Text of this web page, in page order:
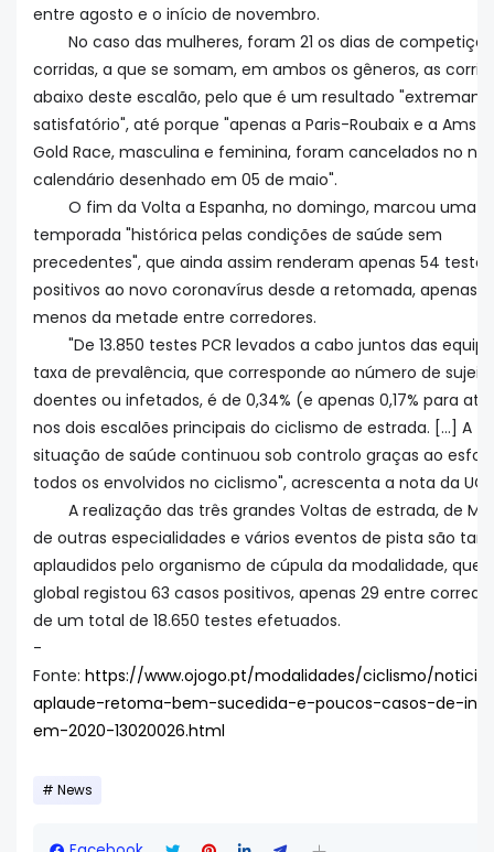
entre agosto e o início de novembro.
No caso das mulheres, foram 21 os dias de competição
corridas, a que se somam, em ambos os gêneros, as
abaixo deste escalão, pelo que é um resultado
satisfatório", até porque "apenas a Paris-Roubaix e a
Gold Race, masculina e feminina, foram cancelados no
calendário desenhado em 05 de maio".
O fim da Volta a Espanha, no domingo, marcou uma
temporada "histórica pelas condições de saúde sem
precedentes", que ainda assim renderam apenas 54 testes
positivos ao novo coronavírus desde a retomada, apenas
menos da metade entre corredores.
"De 13.850 testes PCR levados a cabo juntos das
taxa de prevalência, que corresponde ao número de
doentes ou infetados, é de 0,34% (e apenas 0,17% para
nos dois escalões principais do ciclismo de estrada. [...] A
situação de saúde continuou sob controlo graças ao
todos os envolvidos no ciclismo", acrescenta a nota da UCI.
A realização das três grandes Voltas de estrada, de
de outras especialidades e vários eventos de pista são
aplaudidos pelo organismo de cúpula da modalidade, que
global registou 63 casos positivos, apenas 29 entre
de um total de 18.650 testes efetuados.
-
Fonte: https://www.ojogo.pt/modalidades/ciclismo/
aplaude-retoma-bem-sucedida-e-poucos-casos-de-
em-2020-13020026.html
News